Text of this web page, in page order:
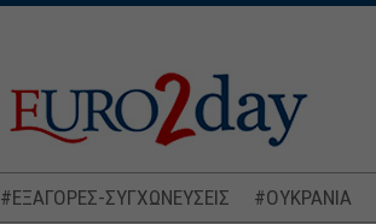
#ΕΞΑΓΟΡΕΣ-ΣΥΓΧΩΝΕΥΣΕΙΣ #ΟΥΚΡΑΝΙΑ